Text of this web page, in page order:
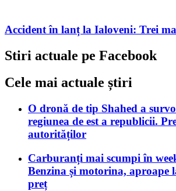
Accident în lanț la Ialoveni: Trei
Stiri actuale pe Facebook
Cele mai actuale știri
O dronă de tip Shahed a
regiunea de est a republicii.
autorităților
Carburanți mai scumpi în
Benzina și motorina, aproape
preț